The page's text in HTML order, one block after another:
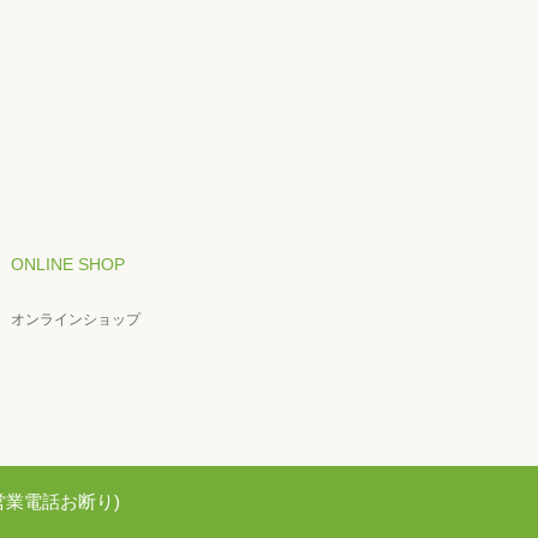
ONLINE SHOP
オンラインショップ
業電話お断り)